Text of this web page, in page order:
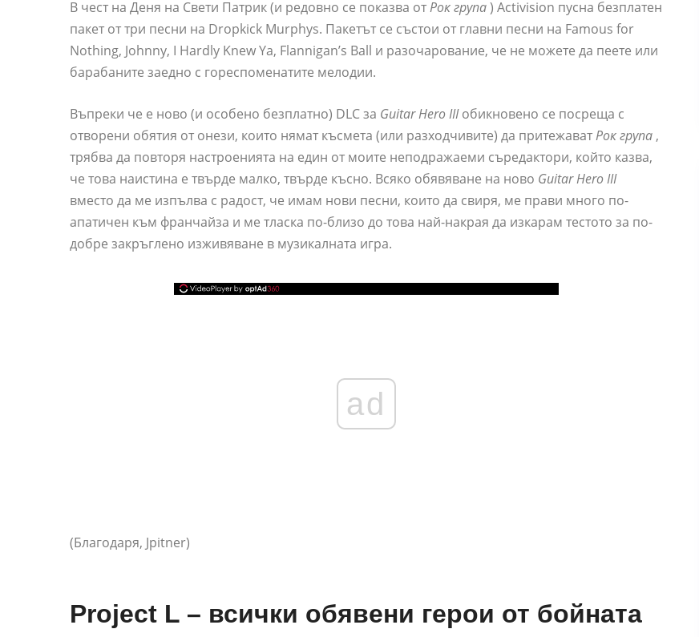
В чест на Деня на Свети Патрик (и редовно се показва отРок група) Activision пусна безплатен
пакет от три песни на Dropkick Murphys. Пакетът се състои от главни песни на Famous for
Nothing, Johnny, I Hardly Knew Ya, Flannigan’s Ball и разочарование, че не можете да пеете или
барабаните заедно с гореспоменатите мелодии.
Въпреки че е ново (и особено безплатно) DLC за Guitar Hero IIIобикновено се посреща с
отворени обятия от онези, които нямат късмета (или разходчивите) да притежаватРок група ,
трябва да повторя настроенията на един от моите неподражаеми съредактори, който казва,
че това наистина е твърде малко, твърде късно. Всяко обявяване на ново Guitar Hero III
вместо да ме изпълва с радост, че имам нови песни, които да свиря, ме прави много по-
апатичен към франчайза и ме тласка по-близо до това най-накрая да изкарам тестото за по-
добре закръглено изживяване в музикалната игра.
ad
(Благодаря, Jpitner)
Project L – всички обявени герои от бойната